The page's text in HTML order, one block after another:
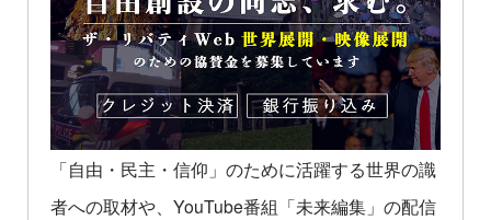
「自由・民主・信仰」のために活躍する世界の識
者への取材や、YouTube番組「未来編集」の配信